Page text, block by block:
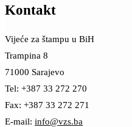
Kontakt
Vijeće za štampu u BiH
Trampina 8
71000 Sarajevo
Tel: +387 33 272 270
Fax: +387 33 272 271
E-mail: info@vzs.ba